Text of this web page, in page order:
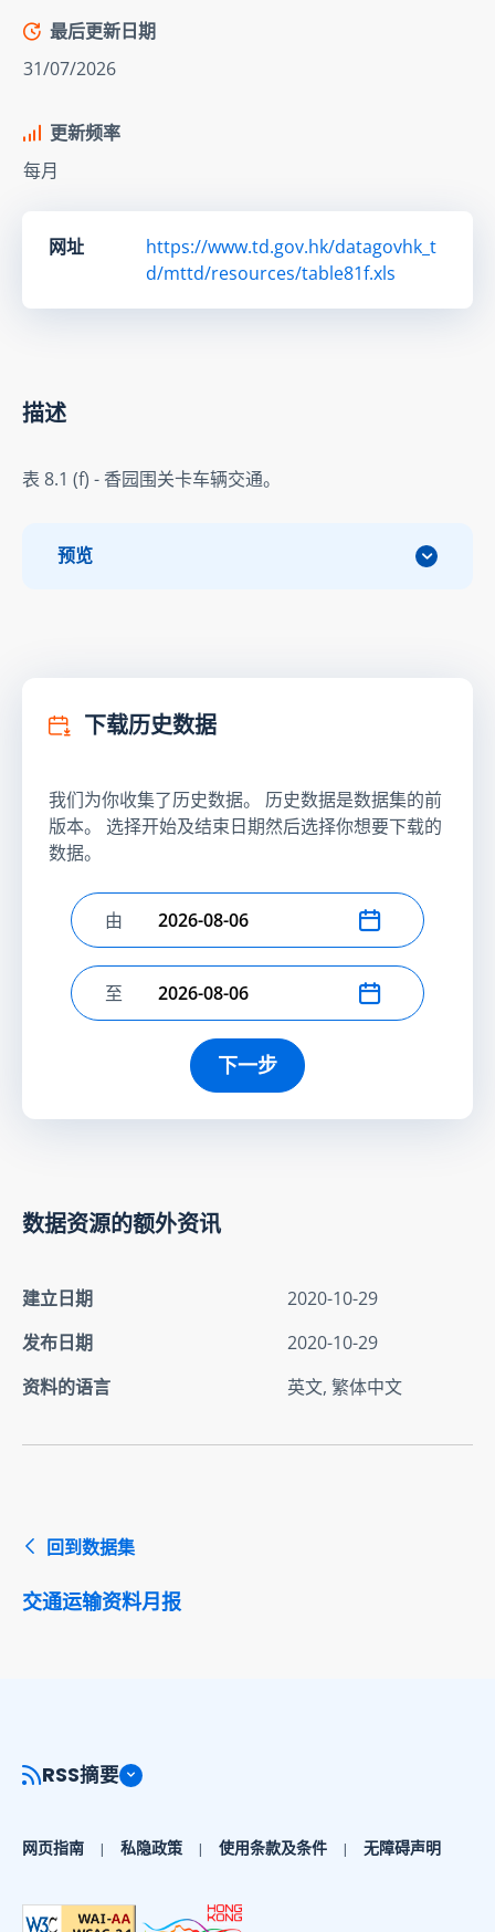
最后更新日期
31/07/2026
更新频率
每月
网址
https://www.td.gov.hk/datagovhk_t
d/mttd/resources/table81f.xls
描述
表 8.1 (f) - 香园围关卡车辆交通。
预览
下载历史数据
我们为你收集了历史数据。 历史数据是数据集的前
版本。 选择开始及结束日期然后选择你想要下载的
数据。
选择开始日期
由
选择结束日期
至
下一步
数据资源的额外资讯
建立日期
2020-10-29
发布日期
2020-10-29
资料的语言
英文, 繁体中文
回到数据集
交通运输资料月报
RSS摘要
网页指南 私隐政策 使用条款及条件 无障碍声明